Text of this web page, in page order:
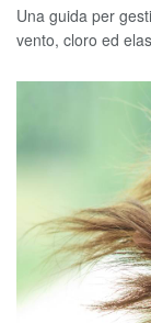
Una guida per
vento, cloro ed